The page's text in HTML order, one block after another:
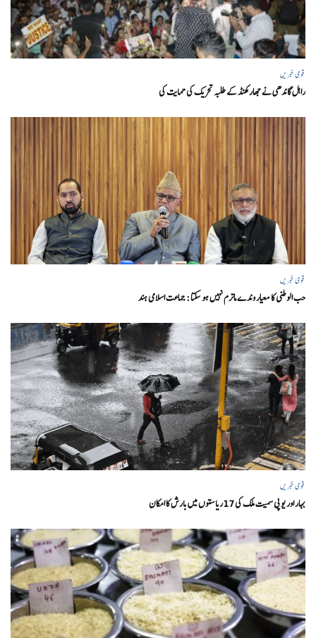
قومی خبریں
راہل گاندھی نے جھارکھنڈ کے طلبہ تحریک کی حمایت کی
قومی خبریں
حب الوطنی کا معیار وندے ماترم نہیں ہو سکتا : جماعت اسلامی ہند
قومی خبریں
بہار اور یو پی سمیت ملک کی 17ریاستوں میں بارش کا امکان